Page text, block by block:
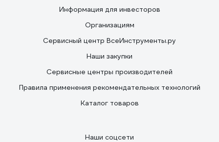
Информация для инвесторов
Организациям
Сервисный центр ВсеИнструменты.ру
Наши закупки
Сервисные центры производителей
Правила применения рекомендательных технологий
Каталог товаров
Наши соцсети